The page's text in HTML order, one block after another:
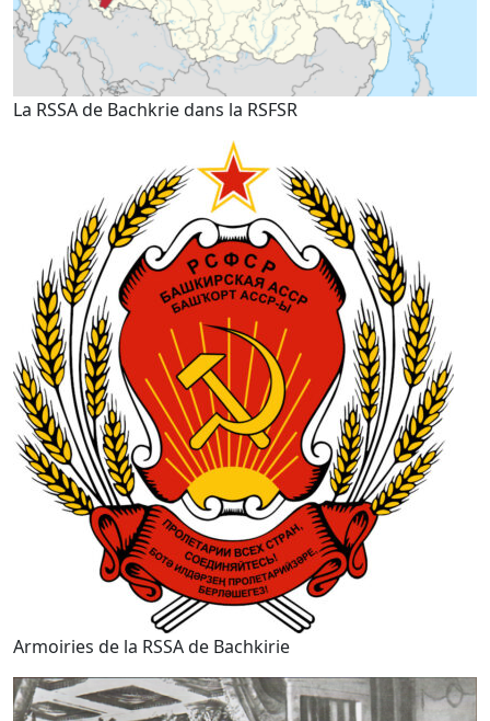
La RSSA de Bachkrie dans la RSFSR
Armoiries de la RSSA de Bachkirie